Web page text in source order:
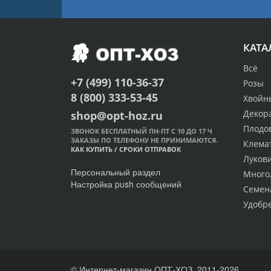
Всё
Розы
+7 (499) 110-36-37
8 (800) 333-53-45
shop@opt-hoz.ru
ЗВОНОК БЕСПЛАТНЫЙ ПН-ПТ С 10 ДО 17 Ч
ЗАКАЗЫ ПО ТЕЛЕФОНУ НЕ ПРИНИМАЮТСЯ.
КАК КУПИТЬ / СРОКИ ОТПРАВОК
Персональный раздел
Настройка push сообщений